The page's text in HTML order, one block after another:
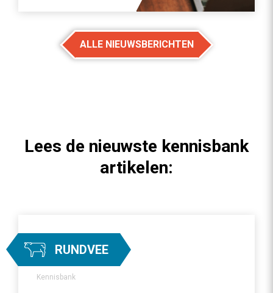
ALLE NIEUWSBERICHTEN
Lees de nieuwste kennisbank
artikelen:
RUNDVEE
Kennisbank